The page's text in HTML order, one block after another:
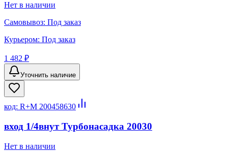
Нет в наличии
Самовывоз: Под заказ
Курьером: Под заказ
1 482 ₽
Уточнить наличие
код: R+M 200458630
вход 1/4внут Турбонасадка 20030
Нет в наличии